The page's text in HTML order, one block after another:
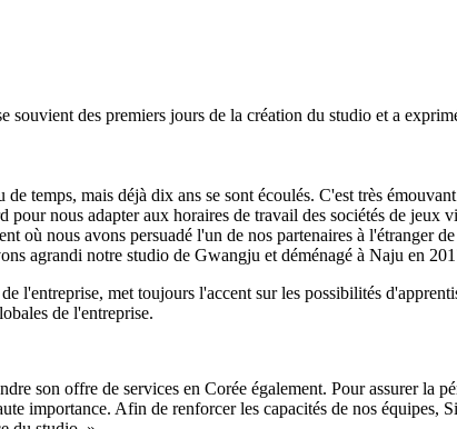
des premiers jours de la création du studio et a
temps, mais déjà dix ans se sont écoulés. C'est très
nous adapter aux horaires de travail des sociétés de jeux
où nous avons persuadé l'un de nos partenaires à l'étranger
agrandi notre studio de Gwangju et déménagé à Naju en
l'entreprise, met toujours l'accent sur les possibilités
de l'entreprise.
son offre de services en Corée également. Pour assurer la
importance. Afin de renforcer les capacités de nos équipes,